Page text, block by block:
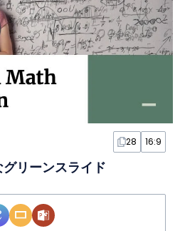
28 16:9
リーンスライド